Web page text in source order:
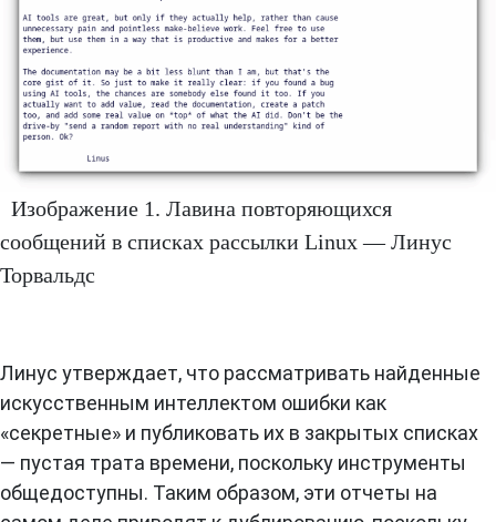
Изображение 1. Лавина повторяющихся
сообщений в списках рассылки Linux — Линус
Торвальдс
Линус утверждает, что рассматривать найденные
искусственным интеллектом ошибки как
«секретные» и публиковать их в закрытых списках
— пустая трата времени, поскольку инструменты
общедоступны. Таким образом, эти отчеты на